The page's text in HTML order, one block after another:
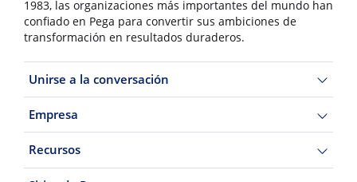
1983, las organizaciones más importantes del mundo han
confiado en Pega para convertir sus ambiciones de
transformación en resultados duraderos.
Unirse a la conversación
Empresa
Recursos